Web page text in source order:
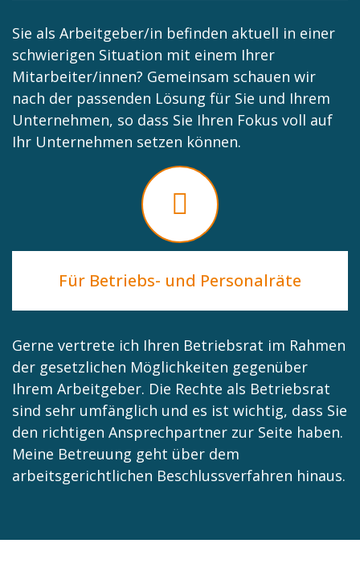
Sie als Arbeitgeber/in befinden aktuell in einer
schwierigen Situation mit einem Ihrer
Mitarbeiter/innen? Gemeinsam schauen wir
nach der passenden Lösung für Sie und Ihrem
Unternehmen, so dass Sie Ihren Fokus voll auf
Ihr Unternehmen setzen können.
Für Betriebs- und Personalräte
Gerne vertrete ich Ihren Betriebsrat im Rahmen
der gesetzlichen Möglichkeiten gegenüber
Ihrem Arbeitgeber. Die Rechte als Betriebsrat
sind sehr umfänglich und es ist wichtig, dass Sie
den richtigen Ansprechpartner zur Seite haben.
Meine Betreuung geht über dem
arbeitsgerichtlichen Beschlussverfahren hinaus.